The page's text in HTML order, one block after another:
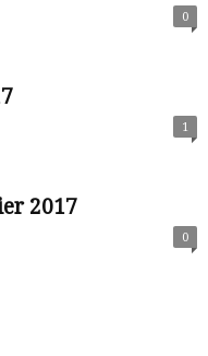
0
1
2017
0